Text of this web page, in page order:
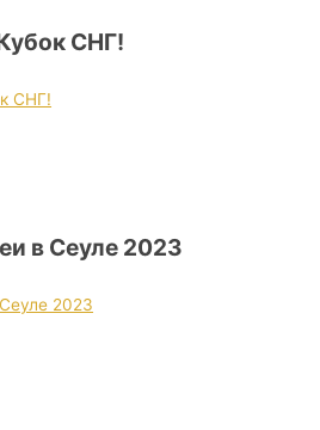
СНГ!
в Сеуле 2023